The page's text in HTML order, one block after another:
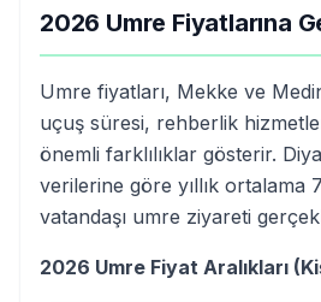
2026 Umre Fiyatlarına
Umre fiyatları, Mekke ve
uçuş süresi, rehberlik
önemli farklılıklar gösterir.
verilerine göre yıllık ortalama
vatandaşı umre ziyareti
2026 Umre Fiyat Aralıkları